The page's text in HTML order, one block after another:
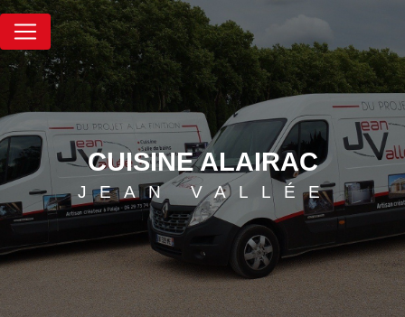
CUISINE ALAIRAC
JEAN VALLÉE
Panneau de gestion des cookies